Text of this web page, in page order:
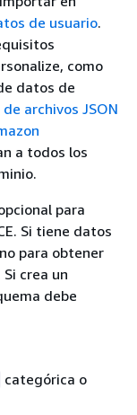
de usuario.
como
datos de
archivos JSON
a todos los
para
Si tiene datos
para obtener
crea un
debe
categórica o